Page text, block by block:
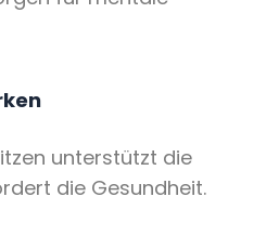
unterstützt die
die Gesundheit.